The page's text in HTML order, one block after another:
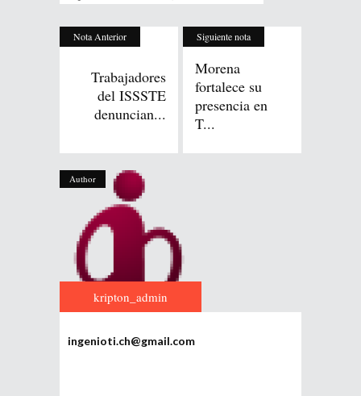
Nota Anterior
Trabajadores
del ISSSTE
denuncian...
Siguiente nota
Morena
fortalece su
presencia en
T...
Author
kripton_admin
ingenioti.ch@gmail.com